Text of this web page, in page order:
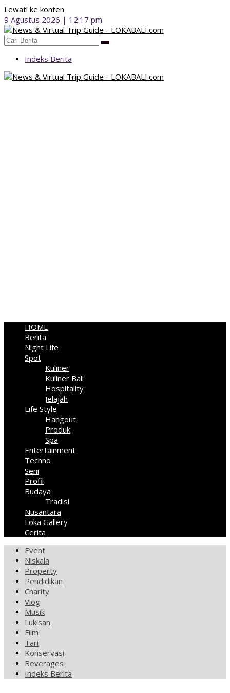
Lewati ke konten
9 Agustus 2026 | 12:17 pm
Indeks Berita
HOME
Berita
Night Life
Spot
Kuliner
Kuliner Bali
Hospitality
Jelajah
Life Style
Hangout
Produk
Spa
Entertainment
Techno
Seni
Profil
Budaya
Tradisi
Nusantara
Loka Gallery
Cerita
Event
Niskala
Property
Pendidikan
Charity
Vlog
Musik
Lukisan
Film
Tari
Konservasi
Beverages
Indeks Berita